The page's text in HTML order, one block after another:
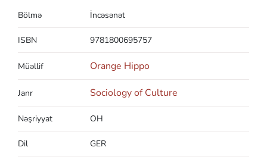
Bölmə İncəsənət
ISBN 9781800695757
Müəllif Orange Hippo
Janr Sociology of Culture
Nəşriyyat OH
Dil GER